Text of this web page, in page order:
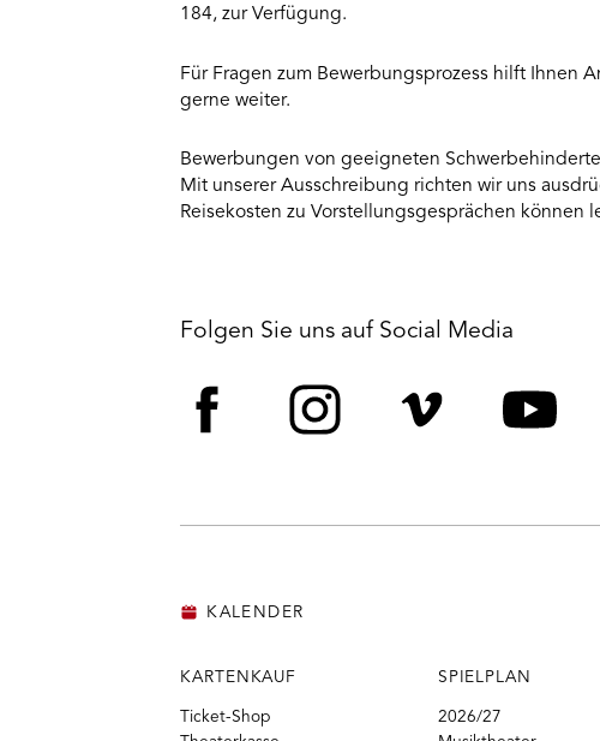
184, zur Verfügung.
Für Fragen zum Bewerbungsprozess hilft Ihnen
gerne weiter.
Bewerbungen von geeigneten
Mit unserer Ausschreibung richten wir uns
Reisekosten zu Vorstellungsgesprächen können
Folgen Sie uns auf Social Media
KALENDER
KARTENKAUF
Ticket-Shop
SPIELPLAN
2026/27